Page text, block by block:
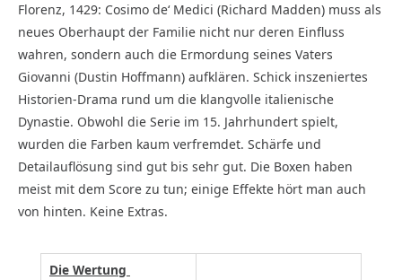
Florenz, 1429: Cosimo de‘ Medici (Richard Madden) muss als
neues Oberhaupt der Familie nicht nur deren Einfluss
wahren, sondern auch die Ermordung seines Vaters
Giovanni (Dustin Hoffmann) aufklären. Schick inszeniertes
Historien-Drama rund um die klangvolle italienische
Dynastie. Obwohl die Serie im 15. Jahrhundert spielt,
wurden die Farben kaum verfremdet. Schärfe und
Detailauflösung sind gut bis sehr gut. Die Boxen haben
meist mit dem Score zu tun; einige Effekte hört man auch
von hinten. Keine Extras.
Die Wertung